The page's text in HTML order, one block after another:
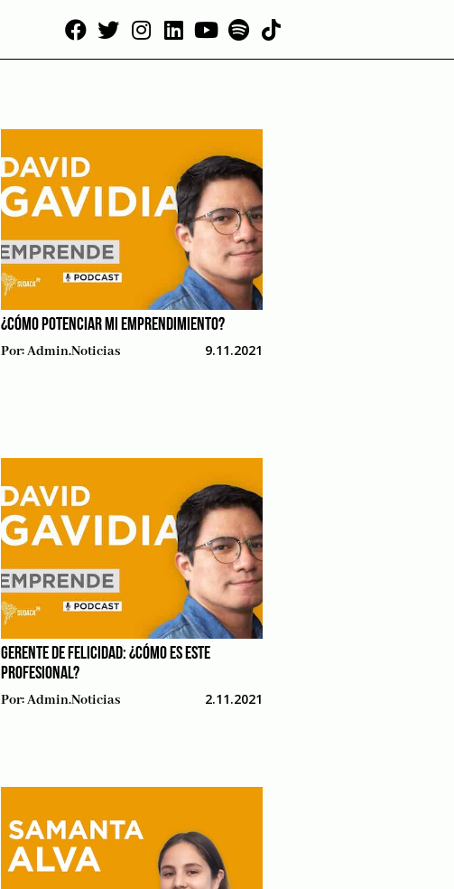
¿CÓMO POTENCIAR MI EMPRENDIMIENTO?
Por:Admin.noticias 9.11.2021
GERENTE DE FELICIDAD: ¿CÓMO ES ESTE
PROFESIONAL?
Por:Admin.noticias 2.11.2021